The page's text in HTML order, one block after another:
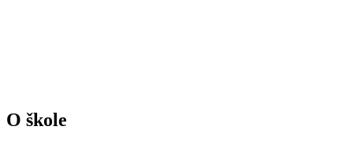
O škole